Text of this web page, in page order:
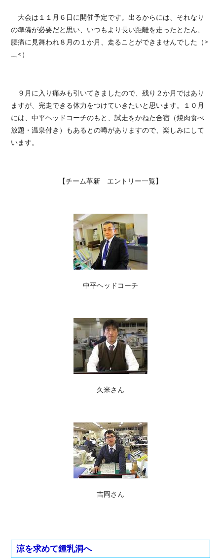
大会は１１月６日に開催予定です。出るからには、それなり
の準備が必要だと思い、いつもより長い距離を走ったとたん、
腰痛に見舞われ８月の１か月、走ることができませんでした（>
﹏<）
９月に入り痛みも引いてきましたので、残り２か月ではあり
ますが、完走できる体力をつけていきたいと思います。１０月
には、中平ヘッドコーチのもと、試走をかねた合宿（焼肉食べ
放題・温泉付き）もあるとの噂がありますので、楽しみにして
います。
【チーム革新 エントリー一覧】
中平ヘッドコーチ
久米さん
吉岡さん
涼を求めて鍾乳洞へ